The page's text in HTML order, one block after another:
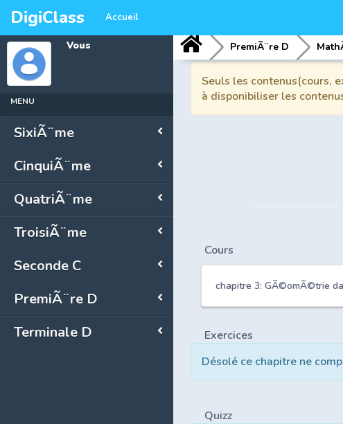
DigiClass Accueil
Vous
MENU
SixiÃ¨me
CinquiÃ¨me
QuatriÃ¨me
TroisiÃ¨me
Seconde C
PremiÃ¨re D
Terminale D
PremiÃ¨re D
Seuls les contenus(cours,
à disponibiliser les
Cours
chapitre 3: GÃ©omÃ©trie
Exercices
Désolé ce chapitre ne
Quizz